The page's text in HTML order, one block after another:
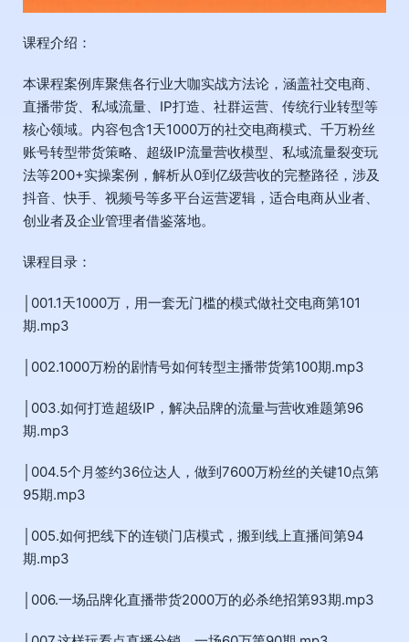
课程介绍：
本课程案例库聚焦各行业大咖实战方法论，涵盖社交电商、
直播带货、私域流量、IP打造、社群运营、传统行业转型等
核心领域。内容包含1天1000万的社交电商模式、千万粉丝
账号转型带货策略、超级IP流量营收模型、私域流量裂变玩
法等200+实操案例，解析从0到亿级营收的完整路径，涉及
抖音、快手、视频号等多平台运营逻辑，适合电商从业者、
创业者及企业管理者借鉴落地。
课程目录：
│001.1天1000万，用一套无门槛的模式做社交电商第101
期.mp3
│002.1000万粉的剧情号如何转型主播带货第100期.mp3
│003.如何打造超级IP，解决品牌的流量与营收难题第96
期.mp3
│004.5个月签约36位达人，做到7600万粉丝的关键10点第
95期.mp3
│005.如何把线下的连锁门店模式，搬到线上直播间第94
期.mp3
│006.一场品牌化直播带货2000万的必杀绝招第93期.mp3